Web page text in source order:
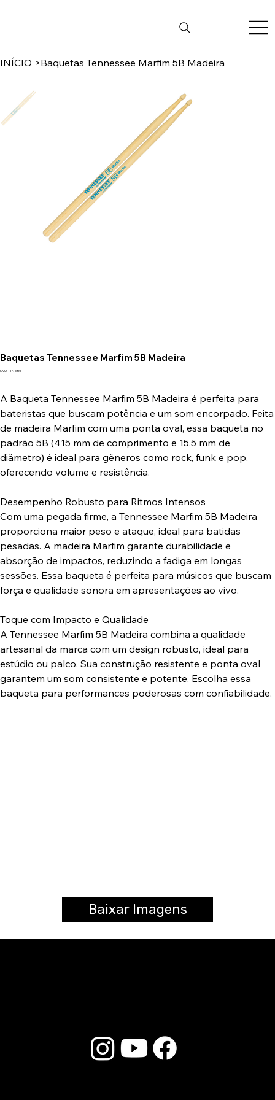
INÍCIO >Baquetas Tennessee Marfim 5B Madeira
Baquetas Tennessee Marfim 5B Madeira
SKU: SKU
TN 5BM
A Baqueta Tennessee Marfim 5B Madeira é perfeita para
bateristas que buscam potência e um som encorpado. Feita
de madeira Marfim com uma ponta oval, essa baqueta no
padrão 5B (415 mm de comprimento e 15,5 mm de
diâmetro) é ideal para gêneros como rock, funk e pop,
oferecendo volume e resistência.
Desempenho Robusto para Ritmos Intensos
Com uma pegada firme, a Tennessee Marfim 5B Madeira
proporciona maior peso e ataque, ideal para batidas
pesadas. A madeira Marfim garante durabilidade e
absorção de impactos, reduzindo a fadiga em longas
sessões. Essa baqueta é perfeita para músicos que buscam
força e qualidade sonora em apresentações ao vivo.
Toque com Impacto e Qualidade
A Tennessee Marfim 5B Madeira combina a qualidade
artesanal da marca com um design robusto, ideal para
estúdio ou palco. Sua construção resistente e ponta oval
garantem um som consistente e potente. Escolha essa
baqueta para performances poderosas com confiabilidade.
Baixar Imagens